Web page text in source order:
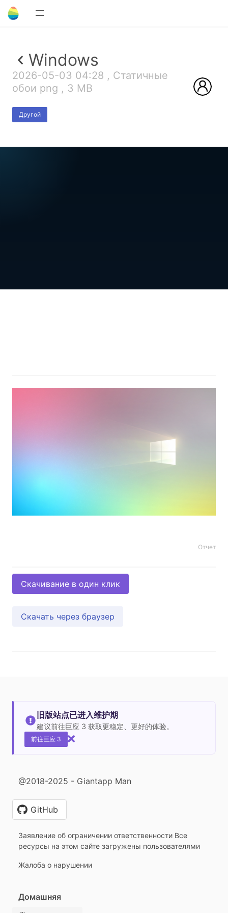
Windows
2026-05-03 04:28 , Статичные
обои png , 3 MB
Другой
Отчет
Скачивание в один клик
Скачать через браузер
旧版站点已进入维护期
建议前往巨应 3 获取更稳定、更好的体验。
前往巨应 3
@2018-2025 - Giantapp Man
GitHub
Заявление об ограничении ответственности Все
ресурсы на этом сайте загружены пользователями
Жалоба о нарушении
Домашняя